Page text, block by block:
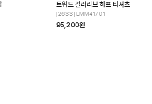
오버핏 타이셋업 셔츠
[26SS][이준호 PICK] LMS31761
176,400원